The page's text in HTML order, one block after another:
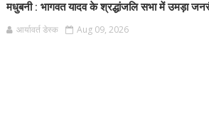
मधुबनी : भागवत यादव के श्रद्धांजलि सभा में उमड़ा
आर्यावर्त डेस्क Aug 09, 2026